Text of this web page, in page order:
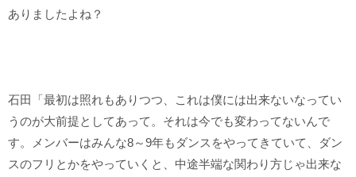
ありましたよね？
石田「最初は照れもありつつ、これは僕には出来ないなってい
うのが大前提としてあって。それは今でも変わってないんで
す。メンバーはみんな8～9年もダンスをやってきていて、ダン
スのフリとかをやっていくと、中途半端な関わり方じゃ出来な